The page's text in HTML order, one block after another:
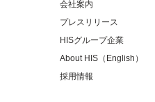
会社案内
プレスリリース
HISグループ企業
About HIS（English）
採用情報